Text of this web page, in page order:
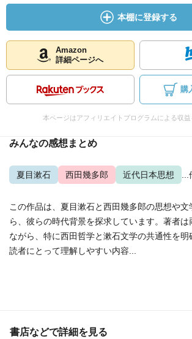
本棚に登録する
Amazon
詳細ページへ
購
本ページはアフィリエイトプログラムによる収
みんなの感想まとめ
夏目漱石 西田幾多郎 近代日本思想
この作品は、夏目漱石と西田幾多郎の思想や
ら、彼らの時代背景を探求しています。著者は
ながら、特に西田哲学と漱石文学の共通性を明
読者にとって理解しやすい内容...
書店などで詳細を見る